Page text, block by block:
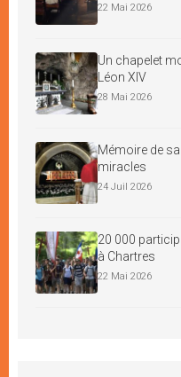
22 Mai 2026
Un chapelet
Léon XIV
28 Mai 2026
Mémoire de
miracles
24 Juil 2026
20 000
à Chartres
22 Mai 2026